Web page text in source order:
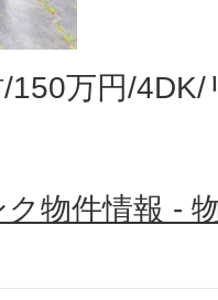
150万円/
物件情報 -